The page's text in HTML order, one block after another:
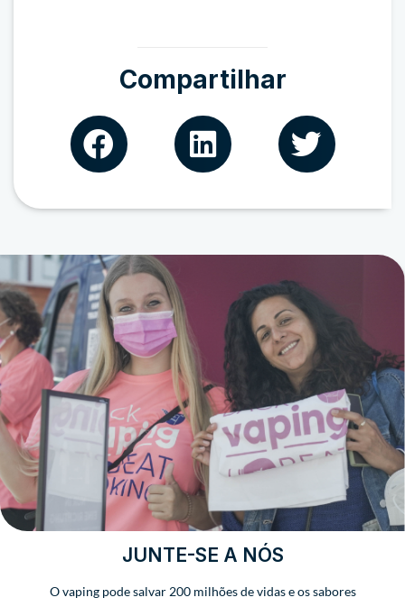
Compartilhar
JUNTE-SE A NÓS
O vaping pode salvar 200 milhões de vidas e os sabores